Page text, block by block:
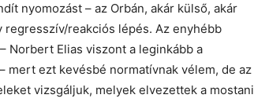
nyomozást – az Orbán, akár külső, akár
reakciós lépés. Az enyhébb
Norbert Elias viszont a leginkább a
mert ezt kevésbé normatívnak vélem, de az
vizsgáljuk, melyek elvezettek a mostani